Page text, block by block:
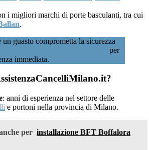
i migliori marchi di porte basculanti, tra cui
.
guasto comprometta la sicurezza
per
immediata.
: anni di esperienza nel settore delle
e portoni nella provincia di Milano.
per installazione BFT Boffalora